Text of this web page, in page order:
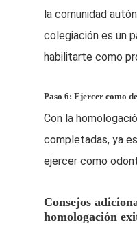
la comunidad
colegiación es un
habilitarte como
Paso 6: Ejercer como
Con la
completadas, ya
ejercer como
Consejos
homologación